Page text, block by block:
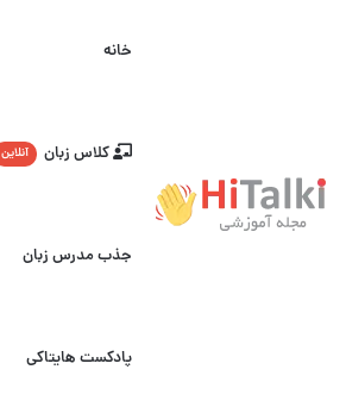
خانه
کلاس زبان آنلاین
جذب مدرس زبان
پادکست هایتاکی